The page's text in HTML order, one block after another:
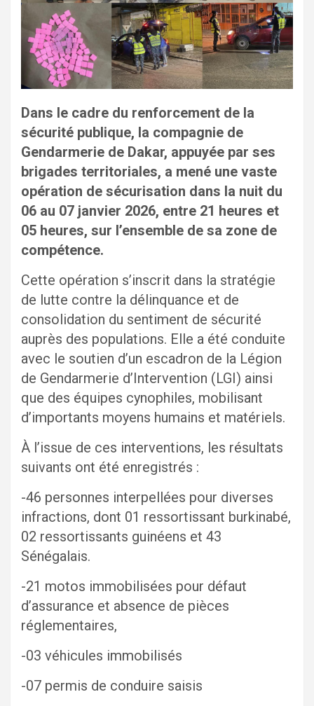
Dans le cadre du renforcement de la
sécurité publique, la compagnie de
Gendarmerie de Dakar, appuyée par ses
brigades territoriales, a mené une vaste
opération de sécurisation dans la nuit du
06 au 07 janvier 2026, entre 21 heures et
05 heures, sur l’ensemble de sa zone de
compétence.
Cette opération s’inscrit dans la stratégie
de lutte contre la délinquance et de
consolidation du sentiment de sécurité
auprès des populations. Elle a été conduite
avec le soutien d’un escadron de la Légion
de Gendarmerie d’Intervention (LGI) ainsi
que des équipes cynophiles, mobilisant
d’importants moyens humains et matériels.
À l’issue de ces interventions, les résultats
suivants ont été enregistrés :
-46 personnes interpellées pour diverses
infractions, dont 01 ressortissant burkinabé,
02 ressortissants guinéens et 43
Sénégalais.
-21 motos immobilisées pour défaut
d’assurance et absence de pièces
réglementaires,
-03 véhicules immobilisés
-07 permis de conduire saisis